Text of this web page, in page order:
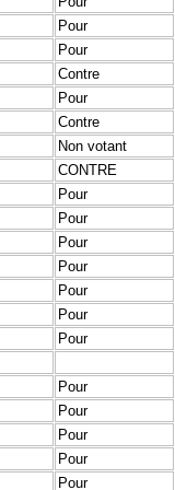
Pour
Pour
Contre
Pour
Contre
Non votant
CONTRE
Pour
Pour
Pour
Pour
Pour
Pour
Pour
Pour
Pour
Pour
Pour
Pour